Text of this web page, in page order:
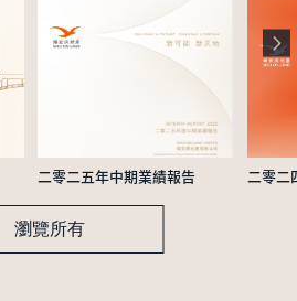
二零二五年中期業績報告 二零二
瀏覽所有